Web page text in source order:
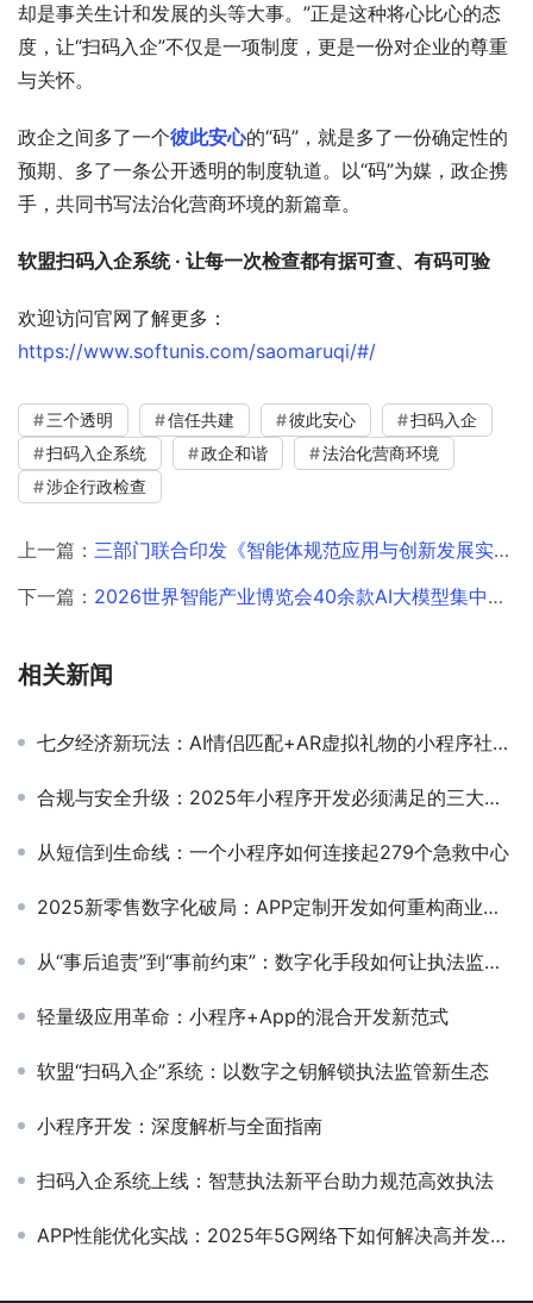
却是事关生计和发展的头等大事。”正是这种将心比心的态
度，让“扫码入企”不仅是一项制度，更是一份对企业的尊重
与关怀。
政企之间多了一个彼此安心的“码”，就是多了一份确定性的
预期、多了一条公开透明的制度轨道。以“码”为媒，政企携
手，共同书写法治化营商环境的新篇章。
软盟扫码入企系统 · 让每一次检查都有据可查、有码可验
欢迎访问官网了解更多：
https://www.softunis.com/saomaruqi/#/
三个透明 信任共建 彼此安心
扫码入企
扫码入企系统
政企和谐
法治化营商环境
涉企行政检查
上一篇： 三部门联合印发《智能体规范应用与创新发展实施意见》：APP开发的下一个风口来了
下一篇： 2026世界智能产业博览会40余款AI大模型集中亮相：中小企业小程序开发如何借力AI？
相关新闻
七夕经济新玩法：AI情侣匹配+AR虚拟礼物的小程序社交裂变策略
合规与安全升级：2025年小程序开发必须满足的三大隐私法规要求
从短信到生命线：一个小程序如何连接起279个急救中心
2025新零售数字化破局：APP定制开发如何重构商业基因？
从“事后追责”到“事前约束”：数字化手段如何让执法监督关口前移
轻量级应用革命：小程序+App的混合开发新范式
软盟“扫码入企”系统：以数字之钥解锁执法监管新生态
小程序开发：深度解析与全面指南
扫码入企系统上线：智慧执法新平台助力规范高效执法
APP性能优化实战：2025年5G网络下如何解决高并发与低延迟矛盾